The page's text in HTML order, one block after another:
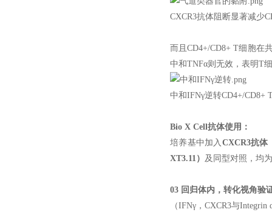
CXCR3抗体阻断显著减少
而且CD4+/CD8+ T细胞在
中和TNFα则无效，表明T
中和IFNγ逆转CD4+/CD8+
Bio X Cell抗体使用：
培养基中加入 CXCR3抗体
XT3.11） 及同型对照，均
03 回归体内，转化视角验
（IFNγ，CXCR3与Integrin